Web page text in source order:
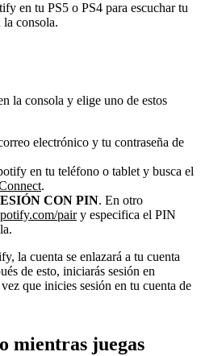
en tu PS5 o PS4 para escuchar tu
la consola.
la consola y elige uno de estos
electrónico y tu contraseña de
en tu teléfono o tablet y busca el
.
CON PIN. En otro
pairy especifica el PIN
la cuenta se enlazará a tu cuenta
de esto, iniciarás sesión en
que inicies sesión en tu cuenta de
mientras juegas